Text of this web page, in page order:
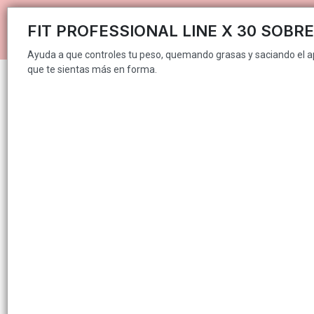
Ayuda a que controles tu peso, quemando grasas y saciando el
FIT PROFESSIONAL LINE X 30
Ayuda a que controles tu peso, quemando grasas y saciando el
que te sientas más en forma.